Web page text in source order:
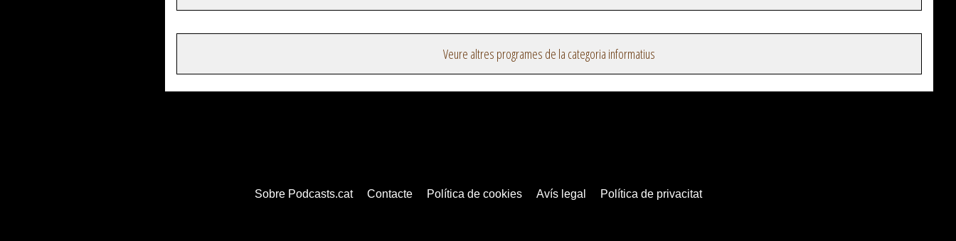
Veure altres programes de la categoria informatius
Sobre Podcasts.cat Contacte Política de cookies Avís legal Política de privacitat